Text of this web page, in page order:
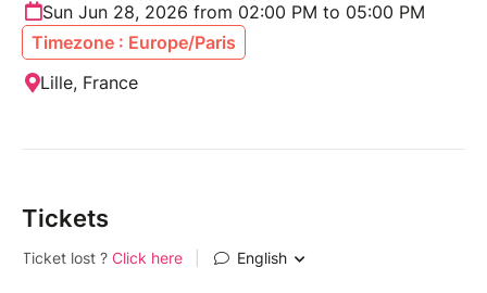
Sun Jun 28, 2026 from 02:00 PM to 05:00 PM
Timezone : Europe/Paris
Lille, France
Tickets